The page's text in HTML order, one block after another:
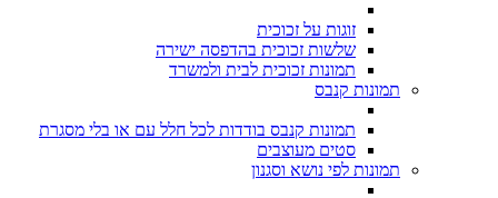
זוגות על זכוכית
שלשות זכוכית בהדפסה ישירה
תמונות זכוכית לבית ולמשרד
תמונות קנבס
תמונות קנבס בודדות לכל חלל עם או בלי מסגרת
סטים מעוצבים
תמונות לפי נושא וסגנון